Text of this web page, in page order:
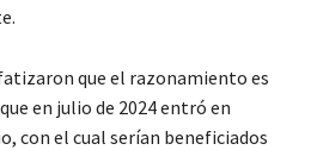
que el razonamiento es
en julio de 2024 entró en
con el cual serían beneficiados